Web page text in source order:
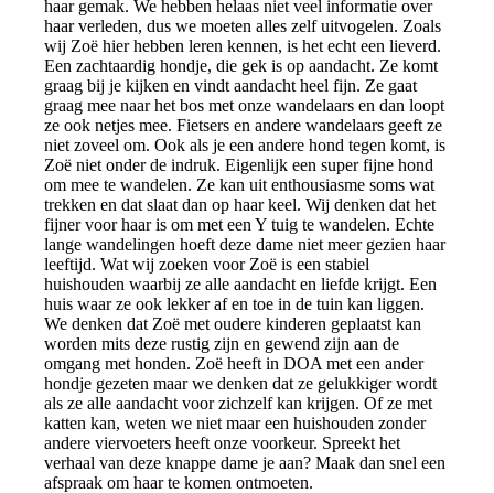
haar gemak. We hebben helaas niet veel informatie over
haar verleden, dus we moeten alles zelf uitvogelen. Zoals
wij Zoë hier hebben leren kennen, is het echt een lieverd.
Een zachtaardig hondje, die gek is op aandacht. Ze komt
graag bij je kijken en vindt aandacht heel fijn. Ze gaat
graag mee naar het bos met onze wandelaars en dan loopt
ze ook netjes mee. Fietsers en andere wandelaars geeft ze
niet zoveel om. Ook als je een andere hond tegen komt, is
Zoë niet onder de indruk. Eigenlijk een super fijne hond
om mee te wandelen. Ze kan uit enthousiasme soms wat
trekken en dat slaat dan op haar keel. Wij denken dat het
fijner voor haar is om met een Y tuig te wandelen. Echte
lange wandelingen hoeft deze dame niet meer gezien haar
leeftijd. Wat wij zoeken voor Zoë is een stabiel
huishouden waarbij ze alle aandacht en liefde krijgt. Een
huis waar ze ook lekker af en toe in de tuin kan liggen.
We denken dat Zoë met oudere kinderen geplaatst kan
worden mits deze rustig zijn en gewend zijn aan de
omgang met honden. Zoë heeft in DOA met een ander
hondje gezeten maar we denken dat ze gelukkiger wordt
als ze alle aandacht voor zichzelf kan krijgen. Of ze met
katten kan, weten we niet maar een huishouden zonder
andere viervoeters heeft onze voorkeur. Spreekt het
verhaal van deze knappe dame je aan? Maak dan snel een
afspraak om haar te komen ontmoeten.